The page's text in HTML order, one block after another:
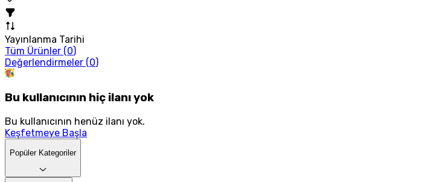
Yayınlanma Tarihi
Tüm Ürünler (0)
Değerlendirmeler (0)
Bu kullanıcının hiç ilanı yok
Bu kullanıcının henüz ilanı yok.
Keşfetmeye Başla
Popüler Kategoriler